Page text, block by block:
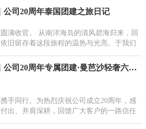
司20周年泰国团建之旅日记
满收官。 从南洋海岛的清风碧海归来，回
旧留存着这段旅程的温热与光亮。于我们
廿载深耕，逐光前行｜公司20周年专属团建·曼芭沙轻奢六日...
手同行。为热烈庆祝公司成立20周年，感
出、并肩深耕，回馈广大客户的一路信任